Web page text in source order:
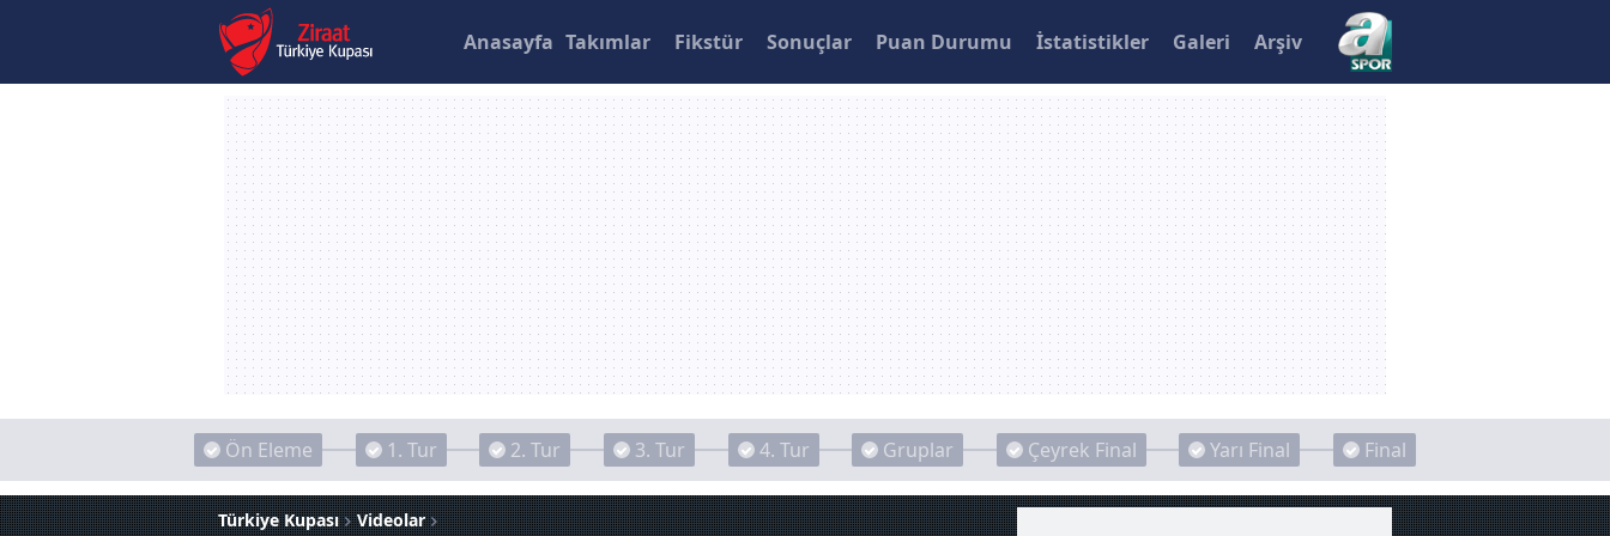
Anasayfa Takımlar Fikstür Sonuçlar Puan Durumu İstatistikler Galeri Arşiv
Ön Eleme 1. Tur 2. Tur 3. Tur 4. Tur Gruplar Çeyrek Final Yarı Final Final
Türkiye Kupası
Videolar